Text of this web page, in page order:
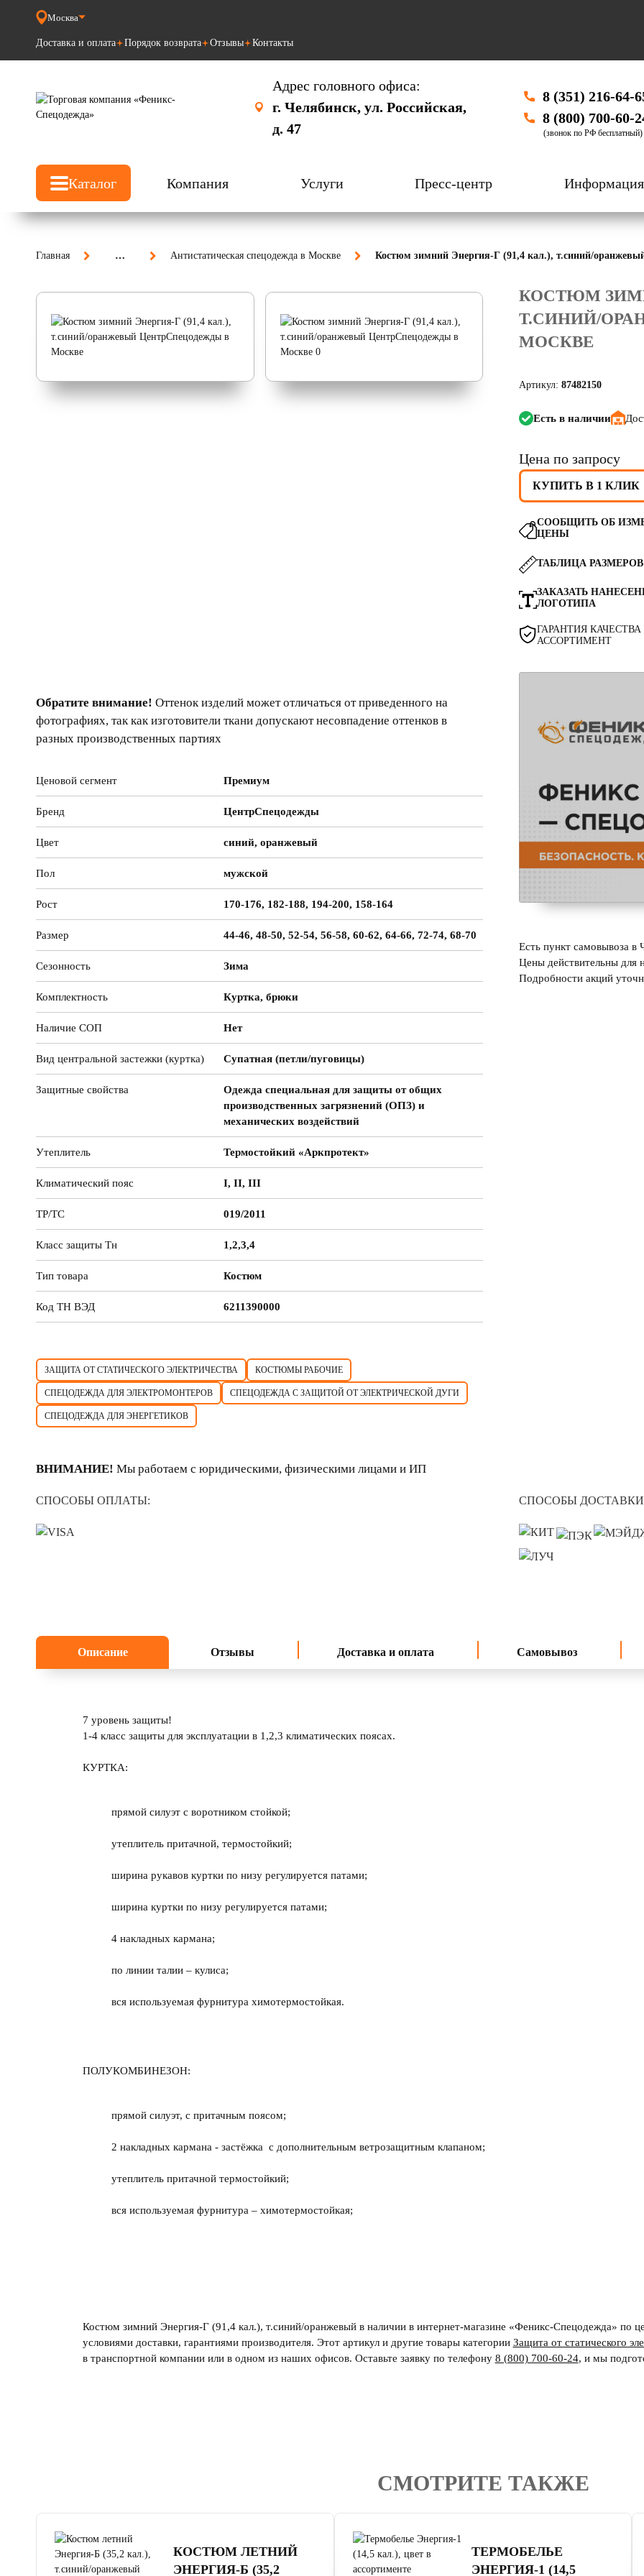
Москва
Доставка и оплата Порядок возврата Отзывы Контакты
Адрес головного офиса:
г. Челябинск, ул. Российская,
д. 47
8 (351) 216-64-
8 (800) 700-60-
(звонок по РФ бесплатный)
Каталог Компания Услуги Пресс-центр Информация
Главная … Антистатическая спецодежда в Москве Костюм зимний Энергия-Г (91,4 кал.), т.синий/
КОСТЮМ
Т.СИНИЙ/
МОСКВЕ
Артикул: 87482150
Есть в наличии
Цена по запросу
КУПИТЬ В 1 КЛИК
СООБЩИТЬ ОБ
ЦЕНЫ
ТАБЛИЦА РАЗМЕРОВ
ЗАКАЗАТЬ
ЛОГОТИПА
ГАРАНТИЯ
АССОРТИМЕНТ
Обратите внимание! Оттенок изделий может отличаться от приведенного на
фотографиях, так как изготовители ткани допускают несовпадение оттенков в
разных производственных партиях
Ценовой сегмент Премиум
Бренд ЦентрСпецодежды
Цвет синий, оранжевый
Пол мужской
Рост 170-176, 182-188, 194-200, 158-164
Размер 44-46, 48-50, 52-54, 56-58, 60-62, 64-66, 72-74, 68-70
Сезонность Зима
Комплектность Куртка, брюки
Наличие СОП Нет
Вид центральной застежки (куртка) Супатная (петли/пуговицы)
Защитные свойства
Одежда специальная для защиты от общих
производственных загрязнений (ОПЗ) и
механических воздействий
Утеплитель Термостойкий «Аркпротект»
Климатический пояс I, II, III
ТР/ТС 019/2011
Класс защиты Тн 1,2,3,4
Тип товара Костюм
Код ТН ВЭД 6211390000
ЗАЩИТА ОТ СТАТИЧЕСКОГО ЭЛЕКТРИЧЕСТВА КОСТЮМЫ РАБОЧИЕ
СПЕЦОДЕЖДА ДЛЯ ЭЛЕКТРОМОНТЕРОВ СПЕЦОДЕЖДА С ЗАЩИТОЙ ОТ ЭЛЕКТРИЧЕСКОЙ ДУГИ
СПЕЦОДЕЖДА ДЛЯ ЭНЕРГЕТИКОВ
ВНИМАНИЕ! Мы работаем с юридическими, физическими лицами и ИП
Есть пункт самовывоза в
Цены действительны для
Подробности акций
СПОСОБЫ ОПЛАТЫ: СПОСОБЫ
Описание Отзывы Доставка и оплата Самовывоз
7 уровень защиты!
1-4 класс защиты для эксплуатации в 1,2,3 климатических поясах.
КУРТКА:
прямой силуэт с воротником стойкой;
утеплитель притачной, термостойкий;
ширина рукавов куртки по низу регулируется патами;
ширина куртки по низу регулируется патами;
4 накладных кармана;
по линии талии – кулиса;
вся используемая фурнитура химотермостойкая.
ПОЛУКОМБИНЕЗОН:
прямой силуэт, с притачным поясом;
2 накладных кармана - застёжка с дополнительным ветрозащитным клапаном;
утеплитель притачной термостойкий;
вся используемая фурнитура – химотермостойкая;
Костюм зимний Энергия-Г (91,4 кал.), т.синий/оранжевый в наличии в интернет-магазине «Феникс-Спецодежда» по
условиями доставки, гарантиями производителя. Этот артикул и другие товары категории Защита от статического
в транспортной компании или в одном из наших офисов. Оставьте заявку по телефону 8 (800) 700-60-24, и мы
4.7
СМОТРИТЕ ТАКЖЕ
КОСТЮМ ЛЕТНИЙ
ЭНЕРГИЯ-Б (35,2
ТЕРМОБЕЛЬЕ
ЭНЕРГИЯ-1 (14,5